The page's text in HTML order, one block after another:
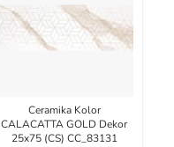
Ceramika Kolor
CALACATTA GOLD Dekor
25x75 (CS) CC_83131